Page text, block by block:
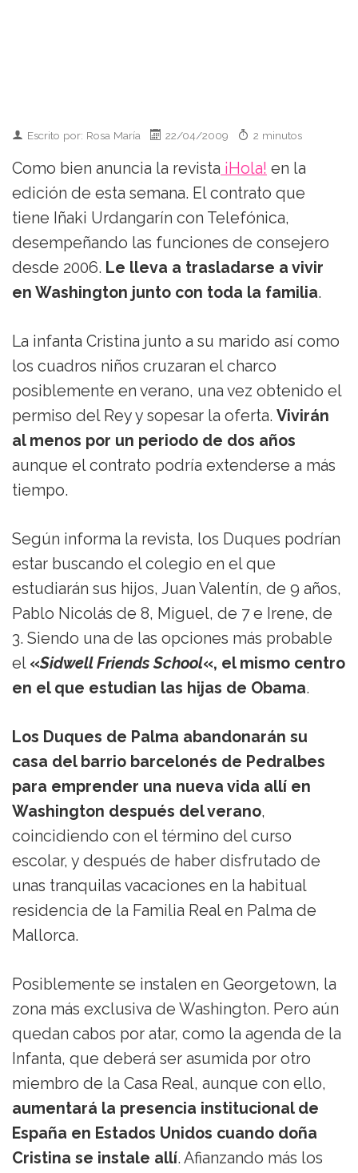
Escrito por: Rosa María 22/04/2009 2 minutos
Como bien anuncia la revista ¡Hola! en la
edición de esta semana. El contrato que
tiene Iñaki Urdangarín con Telefónica,
desempeñando las funciones de consejero
desde 2006. Le lleva a trasladarse a vivir
en Washington junto con toda la familia.
La infanta Cristina junto a su marido así como
los cuadros niños cruzaran el charco
posiblemente en verano, una vez obtenido el
permiso del Rey y sopesar la oferta. Vivirán
al menos por un periodo de dos años
aunque el contrato podría extenderse a más
tiempo.
Según informa la revista, los Duques podrían
estar buscando el colegio en el que
estudiarán sus hijos, Juan Valentín, de 9 años,
Pablo Nicolás de 8, Miguel, de 7 e Irene, de
3. Siendo una de las opciones más probable
el «Sidwell Friends School«, el mismo centro
en el que estudian las hijas de Obama.
Los Duques de Palma abandonarán su
casa del barrio barcelonés de Pedralbes
para emprender una nueva vida allí en
Washington después del verano,
coincidiendo con el término del curso
escolar, y después de haber disfrutado de
unas tranquilas vacaciones en la habitual
residencia de la Familia Real en Palma de
Mallorca.
Posiblemente se instalen en Georgetown, la
zona más exclusiva de Washington. Pero aún
quedan cabos por atar, como la agenda de la
Infanta, que deberá ser asumida por otro
miembro de la Casa Real, aunque con ello,
aumentará la presencia institucional de
España en Estados Unidos cuando doña
Cristina se instale allí. Afianzando más los